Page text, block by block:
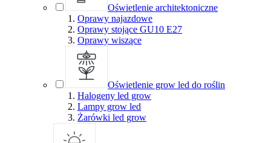
Oświetlenie architektoniczne
Oprawy najazdowe
Oprawy stojące GU10 E27
Oprawy wiszące
Oświetlenie grow led do roślin
Halogeny led grow
Lampy grow led
Żarówki led grow